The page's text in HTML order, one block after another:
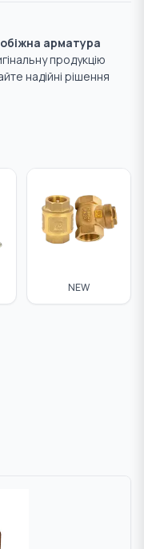
арматура
продукцію
надійні рішення
NEW